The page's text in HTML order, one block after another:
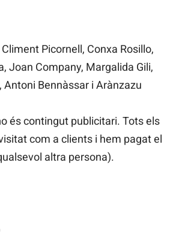
Picornell, Conxa Rosillo,
Joan Company, Margalida Gili,
Antoni Bennàssar i Arànzazu
és contingut publicitari. Tots els
com a clients i hem pagat el
altra persona).